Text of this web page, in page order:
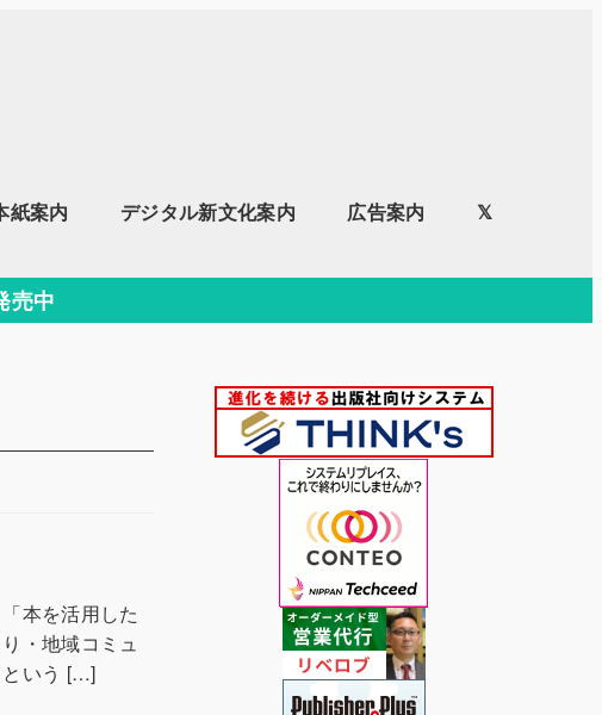
紙案内 デジタル新文化案内 広告案内 𝕏
売中
本を活用した
・地域コミュ
という […]